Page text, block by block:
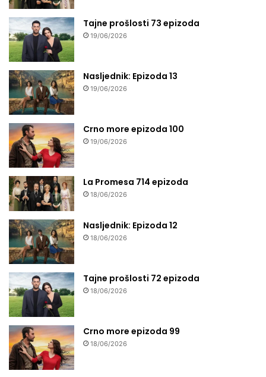
Tajne prošlosti 73 epizoda
19/06/2026
Nasljednik: Epizoda 13
19/06/2026
Crno more epizoda 100
19/06/2026
La Promesa 714 epizoda
18/06/2026
Nasljednik: Epizoda 12
18/06/2026
Tajne prošlosti 72 epizoda
18/06/2026
Crno more epizoda 99
18/06/2026